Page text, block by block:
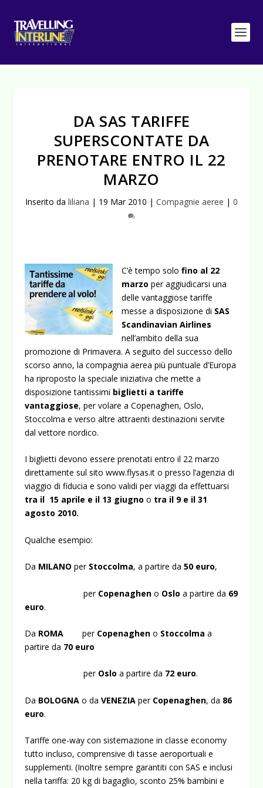
DA SAS TARIFFE
SUPERSCONTATE DA
PRENOTARE ENTRO IL 22
MARZO
Inserito da liliana | 19 Mar 2010 | Compagnie aeree | 0
C’è tempo solofino al 22
marzo per aggiudicarsi una
delle vantaggiose tariffe
messe a disposizione di SAS
Scandinavian Airlines
nell’ambito della sua
promozione di Primavera. A seguito del successo dello
scorso anno, la compagnia aerea più puntuale d’Europa
ha riproposto la speciale iniziativa che mette a
disposizione tantissimi biglietti a tariffe
vantaggiose, per volare a Copenaghen, Oslo,
Stoccolma e verso altre attraenti destinazioni servite
dal vettore nordico.
I biglietti devono essere prenotati entro il 22 marzo
direttamente sul sito www.flysas.it o presso l’agenzia di
viaggio di fiducia e sono validi per viaggi da effettuarsi
tra il 15 aprile e il 13 giugno o tra il 9 e il 31
agosto 2010.
Qualche esempio:
Da MILANO per Stoccolma, a partire da50 euro,
per Copenaghen o Oslo a partire da 69
euro.
Da ROMA per Copenaghen o Stoccolma a
partire da 70 euro
per Oslo a partire da 72 euro.
Da BOLOGNA o daVENEZIA per Copenaghen, da 86
euro.
Tariffe one-way con sistemazione in classe economy
tutto incluso, comprensive di tasse aeroportuali e
supplementi. (Inoltre sempre garantiti con SAS e inclusi
nella tariffa: 20 kg di bagaglio, sconto 25% bambini e